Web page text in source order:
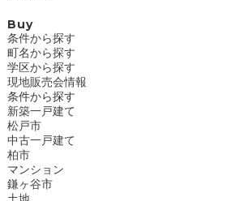
Buy
条件から探す
町名から探す
学区から探す
現地販売会情報
条件から探す
新築一戸建て
松戸市
中古一戸建て
柏市
マンション
鎌ヶ谷市
土地